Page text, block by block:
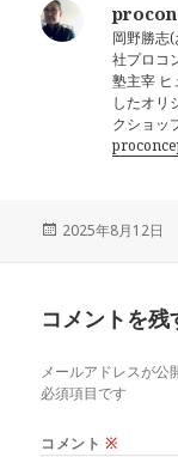
岡野勝志
社プロコ
塾主宰
したオリ
クショッ
投
2025年8月12日
コメントを残
メールアドレスが公
必須項目です
コメント ※